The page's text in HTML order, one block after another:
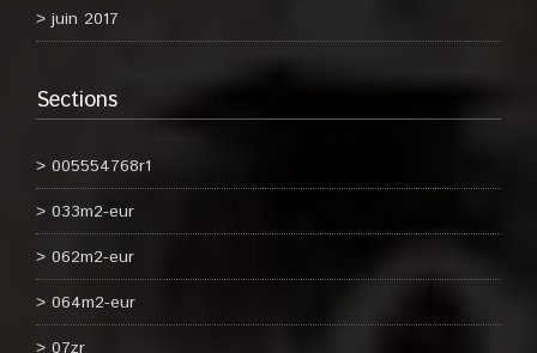
juin 2017
Sections
005554768r1
033m2-eur
062m2-eur
064m2-eur
07zr